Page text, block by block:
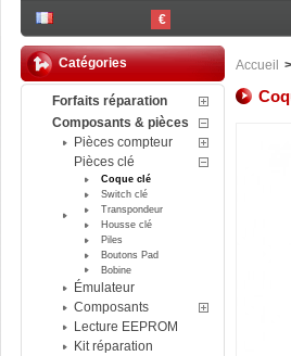
€
Catégories
Forfaits réparation
Composants & pièces
Pièces compteur
Pièces clé
Coque clé
Switch clé
Transpondeur
Housse clé
Piles
Boutons Pad
Bobine
Émulateur
Composants
Lecture EEPROM
Kit réparation
Accueil >